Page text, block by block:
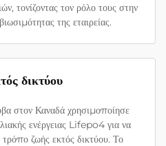
τονίζοντας τον ρόλο τους στην
της εταιρείας.
δικτύου
στον Καναδά χρησιμοποίησε
ενέργειας Lifepo4 για να
τρόπο ζωής εκτός δικτύου. Το